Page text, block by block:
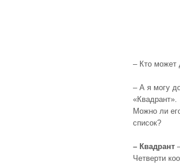
– Кто может
– А я могу
«Квадрант».
Можно ли
список?
– Квадрант
Четверти